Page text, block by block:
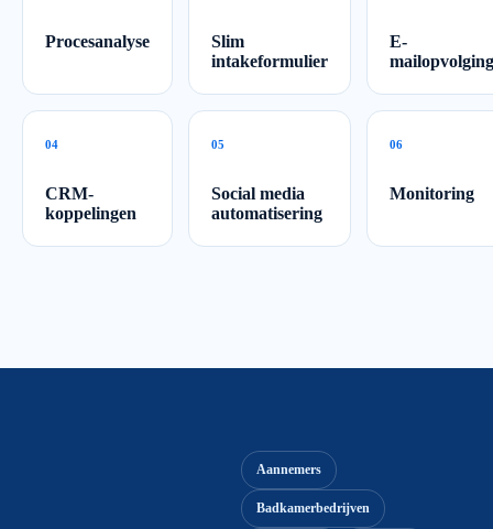
Procesanalyse
Slim
intakeformulier
E-
mailopvolging
04
CRM-
koppelingen
05
Social media
automatisering
06
Monitoring
Aannemers
Badkamerbedrijven